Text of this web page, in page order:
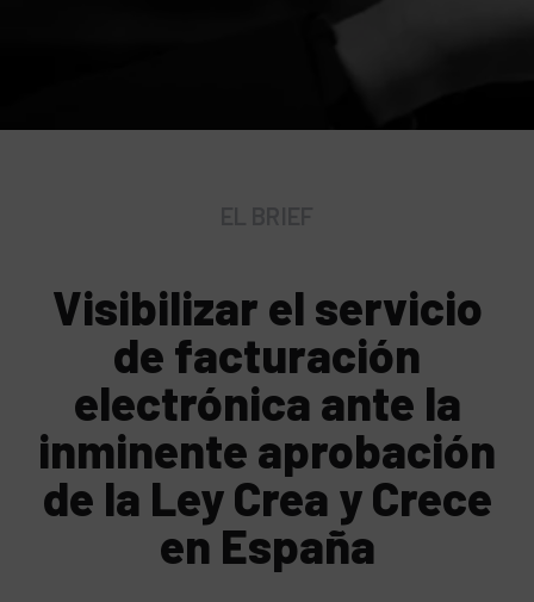
Visibilizar el servicio
de facturación
electrónica ante la
inminente aprobación
de la Ley Crea y Crece
en España